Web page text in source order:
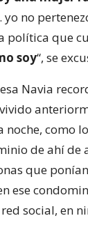
yo no
política que
soy“, se
Navia
como
de ahí de
que
ese
social, en